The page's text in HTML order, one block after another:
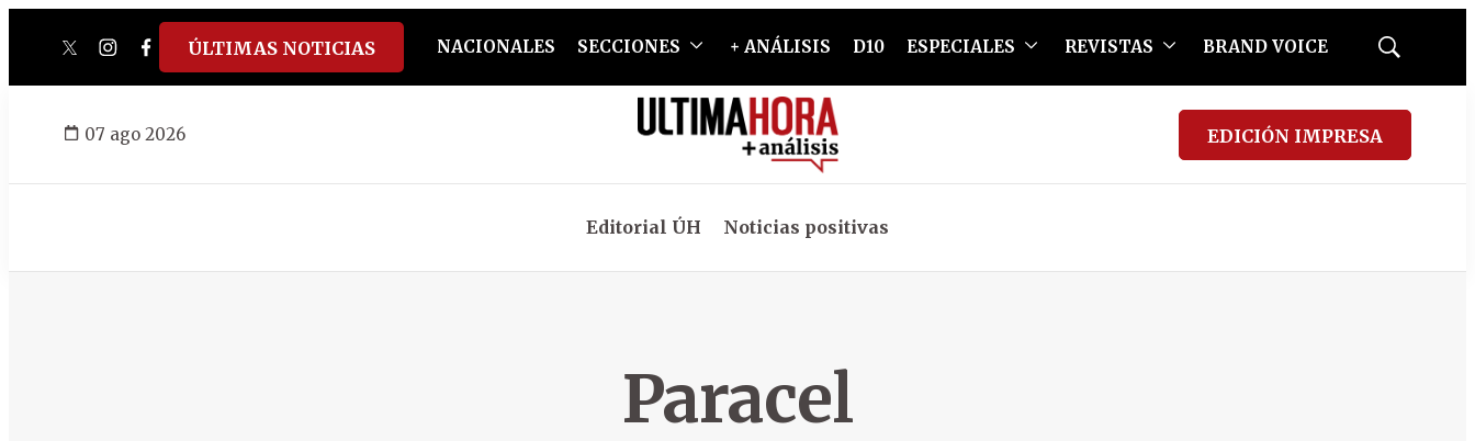
twitterinstagram
facebook
tiktokyoutube
spotify
ÚLTIMAS NOTICIAS NACIONALES SECCIONES + ANÁLISIS D10 ESPECIALES REVISTAS BRAND VOICE
Mostrar
07 ago 2026 EDICIÓN IMPRESA
Editorial ÚH Noticias positivas
Paracel